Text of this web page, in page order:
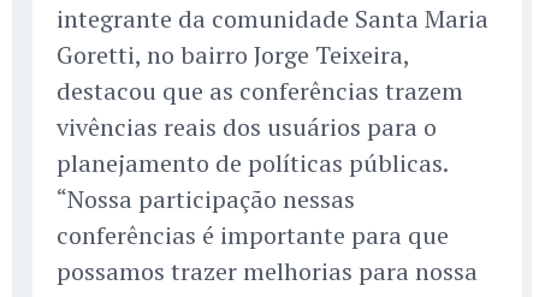
integrante da comunidade Santa Maria
Goretti, no bairro Jorge Teixeira,
destacou que as conferências trazem
vivências reais dos usuários para o
planejamento de políticas públicas.
“Nossa participação nessas
conferências é importante para que
possamos trazer melhorias para nossa